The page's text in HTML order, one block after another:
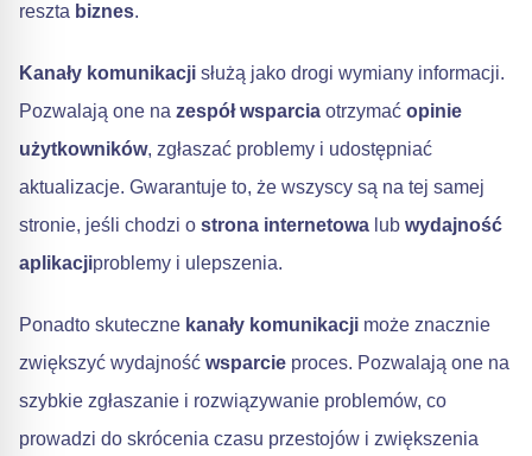
reszta biznes.
Kanały komunikacji służą jako drogi wymiany informacji.
Pozwalają one na zespół wsparcia otrzymać opinie
użytkowników, zgłaszać problemy i udostępniać
aktualizacje. Gwarantuje to, że wszyscy są na tej samej
stronie, jeśli chodzi o strona internetowa lub wydajność
aplikacjiproblemy i ulepszenia.
Ponadto skuteczne kanały komunikacji może znacznie
zwiększyć wydajność wsparcie proces. Pozwalają one na
szybkie zgłaszanie i rozwiązywanie problemów, co
prowadzi do skrócenia czasu przestojów i zwiększenia